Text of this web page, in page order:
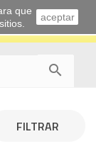

FILTRAR
que
aceptar